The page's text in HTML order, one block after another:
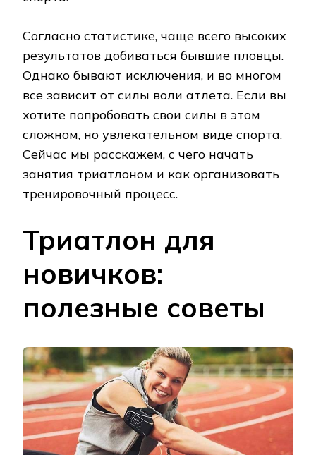
Согласно статистике, чаще всего высоких
результатов добиваться бывшие пловцы.
Однако бывают исключения, и во многом
все зависит от силы воли атлета. Если вы
хотите попробовать свои силы в этом
сложном, но увлекательном виде спорта.
Сейчас мы расскажем, с чего начать
занятия триатлоном и как организовать
тренировочный процесс.
Триатлон для
новичков:
полезные советы